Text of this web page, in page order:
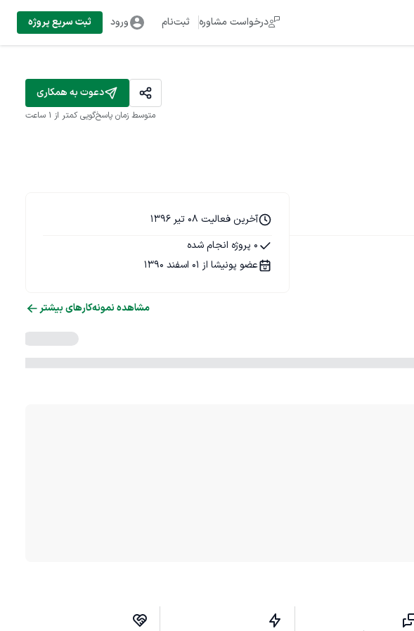
درخواست مشاوره ثبت‌نام ورود ثبت سریع پروژه
دعوت به همکاری
متوسط زمان پاسخ‌گویی کمتر از 1 ساعت
آخرین فعالیت 08 تیر 1396
0 پروژه انجام شده
عضو پونیشا از 01 اسفند 1390
مشاهده نمونه‌کارهای بیشتر